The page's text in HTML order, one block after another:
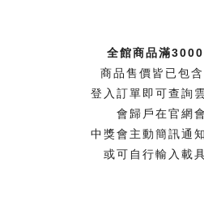
全館商品滿
商品售價皆已包
登入訂單即可查詢
會歸戶在官網
中獎會主動簡訊通
或可自行輸入載